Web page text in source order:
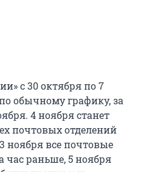
с 30 октября по 7
обычному графику, за
4 ноября станет
почтовых отделений
ноября все почтовые
час раньше, 5 ноября